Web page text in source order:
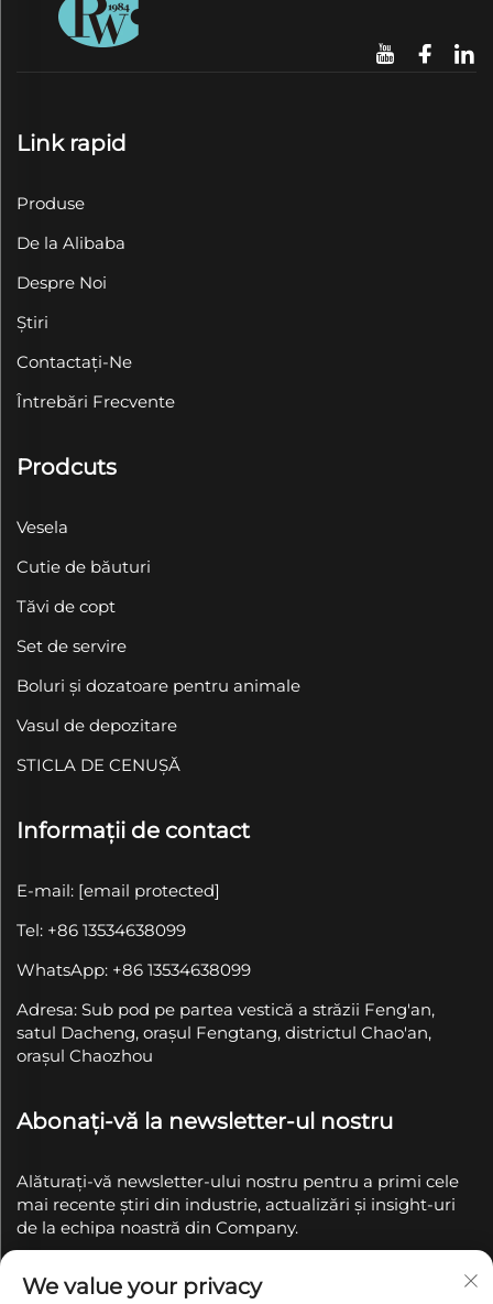
Link rapid
Produse
De la Alibaba
Despre Noi
Știri
Contactați-Ne
Întrebări Frecvente
Prodcuts
Vesela
Cutie de băuturi
Tăvi de copt
Set de servire
Boluri și dozatoare pentru animale
Vasul de depozitare
STICLA DE CENUȘĂ
Informații de contact
E-mail: [email protected]
Tel: +86 13534638099
WhatsApp: +86 13534638099
Adresa: Sub pod pe partea vestică a străzii Feng'an,
satul Dacheng, orașul Fengtang, districtul Chao'an,
orașul Chaozhou
Abonați-vă la newsletter-ul nostru
Alăturați-vă newsletter-ului nostru pentru a primi cele
mai recente știri din industrie, actualizări și insight-uri
de la echipa noastră din Company.
We value your privacy